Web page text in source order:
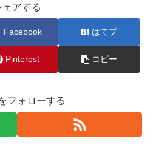
ェアする
Facebook はてブ
Pinterest コピー
フォローする